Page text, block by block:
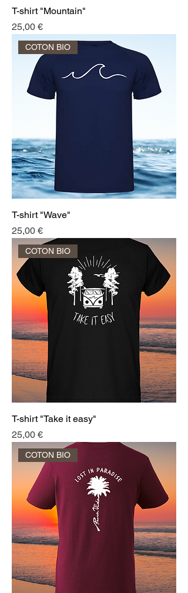
T-shirt "Mountain"
Prix
25,00 €
COTON BIO
T-shirt "Wave"
Prix
25,00 €
COTON BIO
T-shirt "Take it easy"
Prix
25,00 €
COTON BIO